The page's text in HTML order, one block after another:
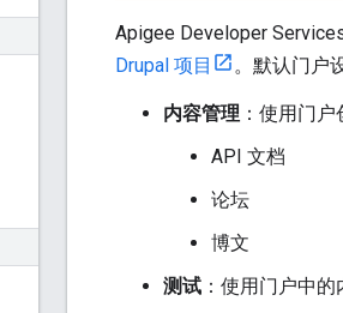
Apigee Developer
Drupal 项目
。默认门户
内容管理 ：使用门
API 文档
论坛
博文
测试 ：使用门户中